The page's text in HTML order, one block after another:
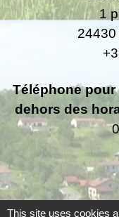
1
Téléphone
dehors des
This site uses cookies